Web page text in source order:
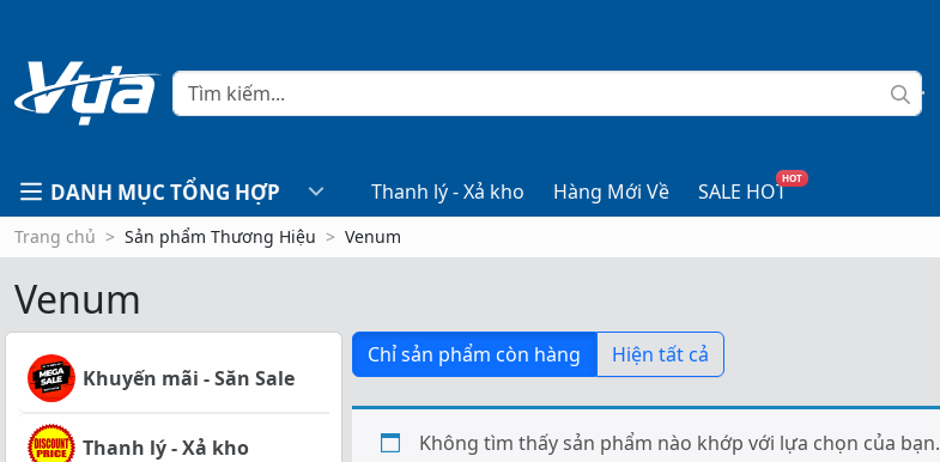
DANH MỤC TỔNG HỢP Thanh lý - Xả kho Hàng Mới Về SALE HOT
HOT
Trang chủ Sản phẩm Thương Hiệu Venum
Venum
Khuyến mãi - Săn Sale
Thanh lý - Xả kho
Chỉ sản phẩm còn hàng Hiện tất cả
Không tìm thấy sản phẩm nào khớp với lựa chọn của bạn.